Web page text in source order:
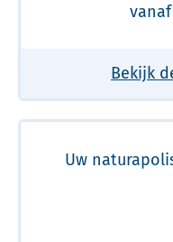
vanaf
Bekijk
Uw